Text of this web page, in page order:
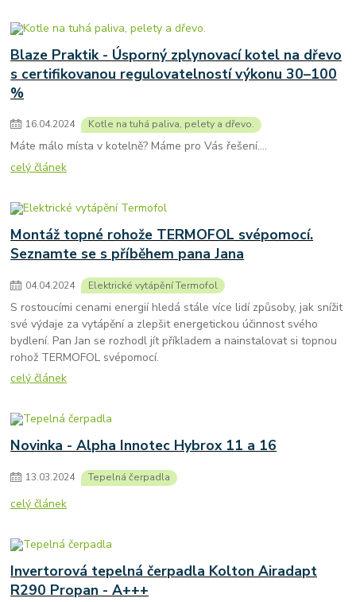
Blaze Praktik - Úsporný zplynovací kotel na dřevo
s certifikovanou regulovatelností výkonu 30–100
%
16.04.2024 Kotle na tuhá paliva, pelety a dřevo.
Máte málo místa v kotelně? Máme pro Vás řešení....
celý článek
Montáž topné rohože TERMOFOL svépomocí.
Seznamte se s příběhem pana Jana
04.04.2024 Elektrické vytápění Termofol
S rostoucími cenami energií hledá stále více lidí způsoby, jak snížit
své výdaje za vytápění a zlepšit energetickou účinnost svého
bydlení. Pan Jan se rozhodl jít příkladem a nainstalovat si topnou
rohož TERMOFOL svépomocí.
celý článek
Novinka - Alpha Innotec Hybrox 11 a 16
13.03.2024 Tepelná čerpadla
celý článek
Invertorová tepelná čerpadla Kolton Airadapt
R290 Propan - A+++